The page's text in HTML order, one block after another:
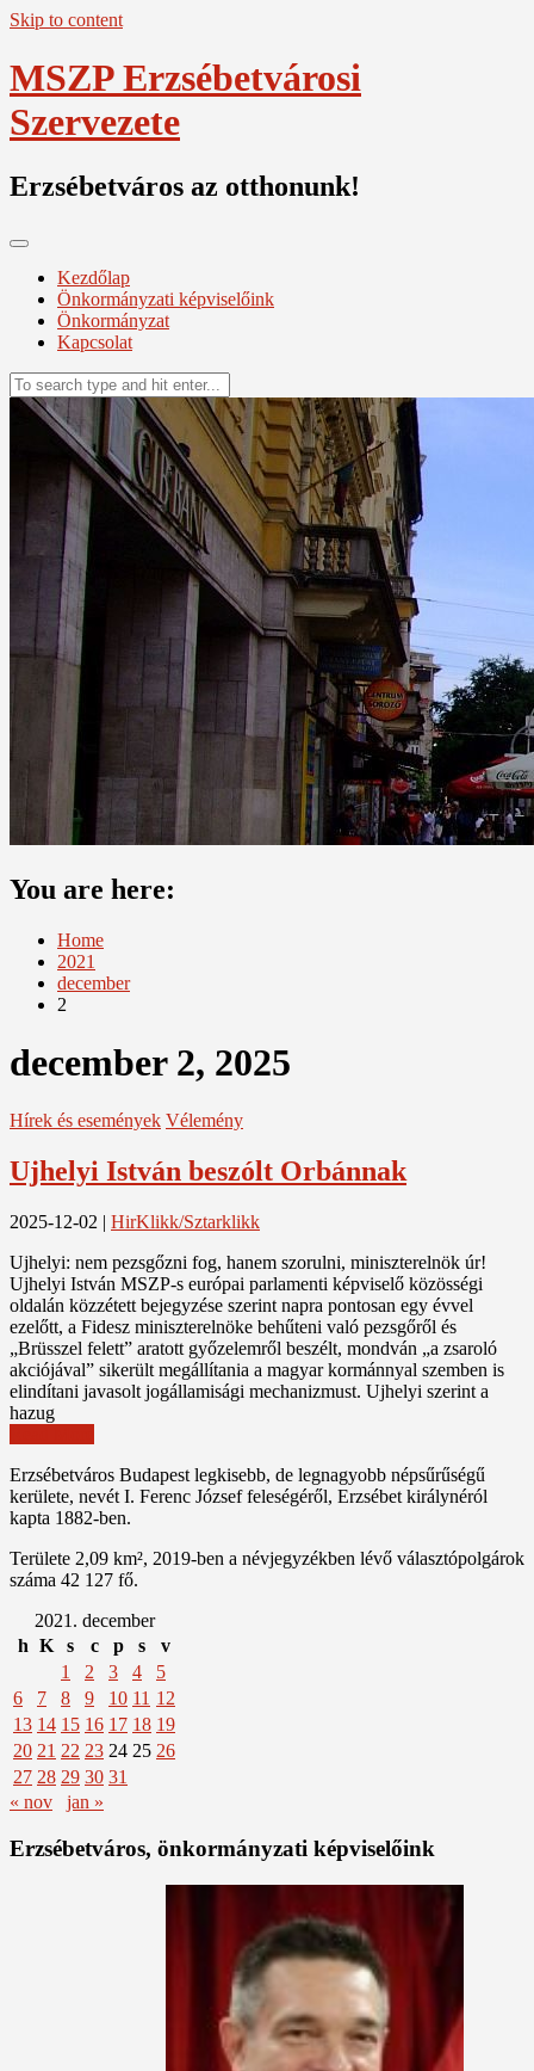
Skip to content
MSZP Erzsébetvárosi
Szervezete
Erzsébetváros az otthonunk!
Kezdőlap
Önkormányzati képviselőink
Önkormányzat
Kapcsolat
You are here:
Home
2021
december
2
december 2, 2025
Hírek és események Vélemény
Ujhelyi István beszólt Orbánnak
2025-12-02 | HirKlikk/Sztarklikk
Ujhelyi: nem pezsgőzni fog, hanem szorulni, miniszterelnök úr!
Ujhelyi István MSZP-s európai parlamenti képviselő közösségi
oldalán közzétett bejegyzése szerint napra pontosan egy évvel
ezelőtt, a Fidesz miniszterelnöke behűteni való pezsgőről és
„Brüsszel felett” aratott győzelemről beszélt, mondván „a zsaroló
akciójával” sikerült megállítania a magyar kormánnyal szemben is
elindítani javasolt jogállamisági mechanizmust. Ujhelyi szerint a
hazug
Erzsébetváros Budapest legkisebb, de legnagyobb népsűrűségű
kerülete, nevét I. Ferenc József feleségéről, Erzsébet királynéról
kapta 1882-ben.
Területe 2,09 km², 2019-ben a névjegyzékben lévő választópolgárok
száma 42 127 fő.
2021. december
h K s c p s
v
1
2 3 4
5
6
7 8 9 10 11 12
13 14 15 16 17 18 19
20 21 22 23 24 25 26
27 28 29 30 31
« nov
jan »
Erzsébetváros, önkormányzati képviselőink